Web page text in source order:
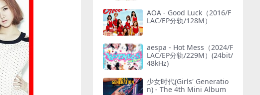
AOA - Good Luck（2016/F
LAC/EP分轨/128M）
aespa - Hot Mess（2024/F
LAC/EP分轨/229M）(24bit/
48kHz)
少女时代(Girls' Generatio
n) - The 4th Mini Album